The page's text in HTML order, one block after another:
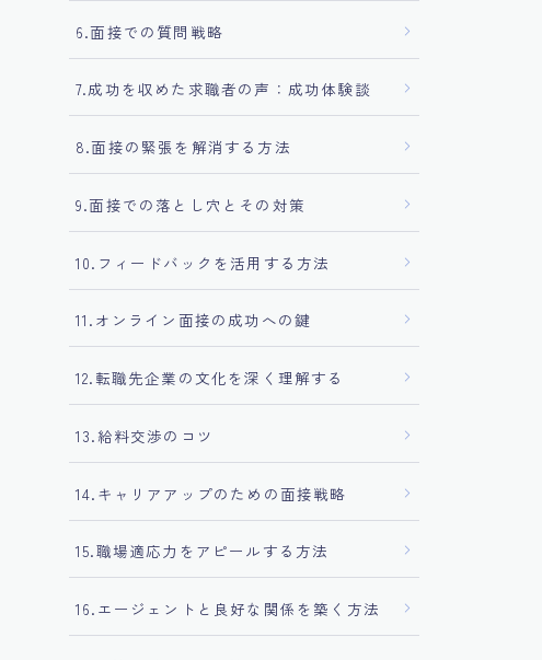
6.面接での質問戦略
7.成功を収めた求職者の声：成功体験談
8.面接の緊張を解消する方法
9.面接での落とし穴とその対策
10.フィードバックを活用する方法
11.オンライン面接の成功への鍵
12.転職先企業の文化を深く理解する
13.給料交渉のコツ
14.キャリアアップのための面接戦略
15.職場適応力をアピールする方法
16.エージェントと良好な関係を築く方法